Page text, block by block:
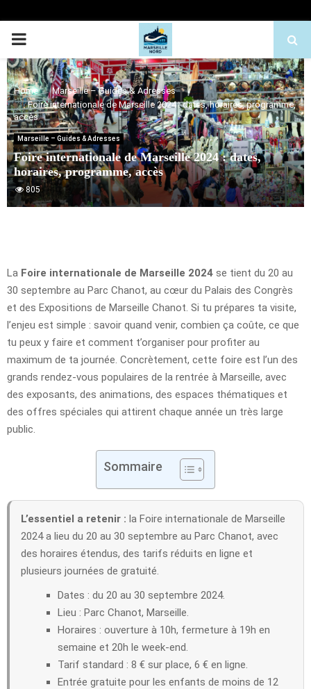
PRIMARY
MENU
Home
Marseille – Guides & Adresses
Foire internationale de Marseille 2024 : dates, horaires, programme,
accès
Marseille – Guides & Adresses
Foire internationale de Marseille 2024 : dates,
horaires, programme, accès
805
La Foire internationale de Marseille 2024 se tient du 20 au
30 septembre au Parc Chanot, au cœur du Palais des Congrès
et des Expositions de Marseille Chanot. Si tu prépares ta visite,
l’enjeu est simple : savoir quand venir, combien ça coûte, ce que
tu peux y faire et comment t’organiser pour profiter au
maximum de ta journée. Concrètement, cette foire est l’un des
grands rendez-vous populaires de la rentrée à Marseille, avec
des exposants, des animations, des espaces thématiques et
des offres spéciales qui attirent chaque année un très large
public.
Sommaire
L’essentiel a retenir : la Foire internationale de Marseille
2024 a lieu du 20 au 30 septembre au Parc Chanot, avec
des horaires étendus, des tarifs réduits en ligne et
plusieurs journées de gratuité.
Dates : du 20 au 30 septembre 2024.
Lieu : Parc Chanot, Marseille.
Horaires : ouverture à 10h, fermeture à 19h en
semaine et 20h le week-end.
Tarif standard : 8 € sur place, 6 € en ligne.
Entrée gratuite pour les enfants de moins de 12